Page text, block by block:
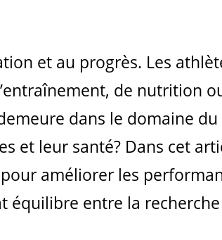
et au progrès. Les
de nutrition
dans le domaine
et leur santé? Dans cet
améliorer les
entre la recherche